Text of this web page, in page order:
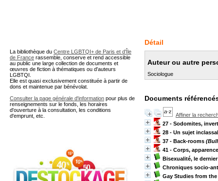
Détail
Auteur ou autre
Sociologue
Documents
Affiner la
27 - Sodomites,
28 - Un sujet
37 - Back-rooms
41 - Corps,
Bisexualité, le
Chroniques socio-
Gay Studies from
La bibliothèque du Centre LGBTQI+ de Paris et d'Île
de France rassemble, conserve et rend accessible
au public une large collection de documents et
œuvres de fiction à thématiques ou d'auteurs
LGBTQI.
Elle est quasi exclusivement constituée à partir de
dons et maintenue par bénévolat.
Consulter la page générale d'information pour plus de
renseignements sur le fonds, les horaires
d'ouverture à la consultation, les conditions
d'emprunt, etc.